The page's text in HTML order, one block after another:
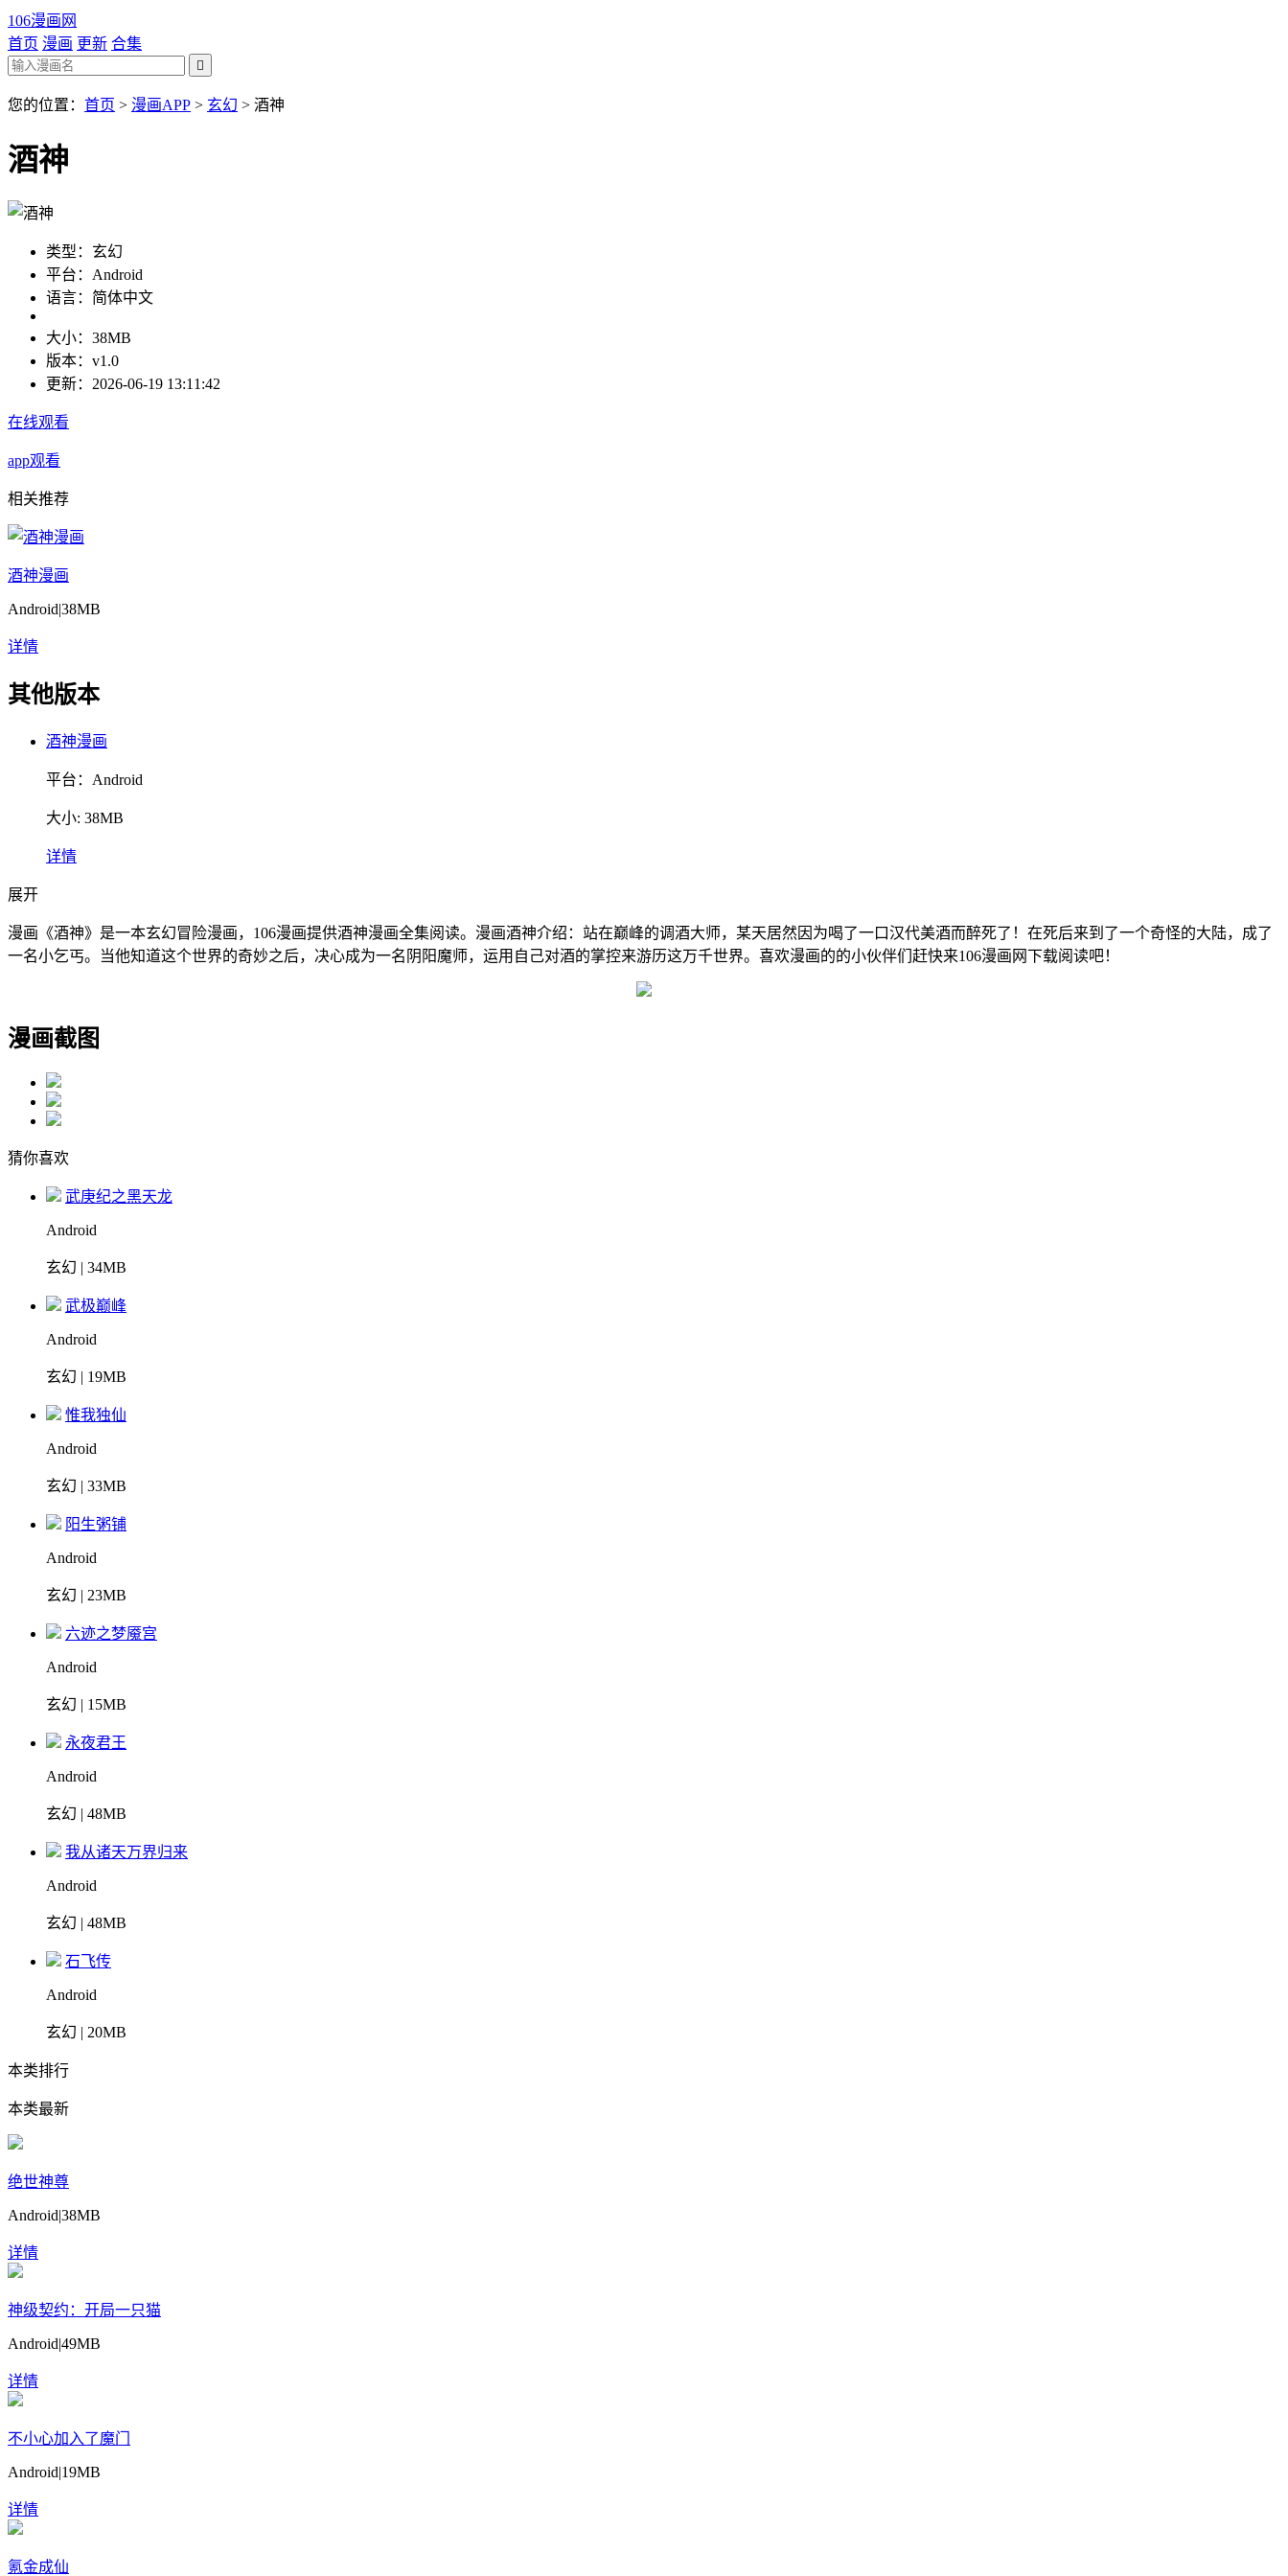
106漫画网
首页 漫画 更新 合集

您的位置： 首页 > 漫画APP > 玄幻 > 酒神
酒神
类型：玄幻
平台：Android
语言：简体中文
大小：38MB
版本：v1.0
更新：2026-06-19 13:11:42
在线观看
app观看
相关推荐
酒神漫画
Android|38MB
详情
其他版本
酒神漫画
平台：Android
大小: 38MB
详情
展开
漫画《酒神》是一本玄幻冒险漫画，106漫画提供酒神漫画全集阅读。漫画酒神介绍：站在巅峰的调酒大师，某天居然因为喝了一口汉代美酒而醉死了！在死后来到了一个奇怪的大陆，成了
一名小乞丐。当他知道这个世界的奇妙之后，决心成为一名阴阳魔师，运用自己对酒的掌控来游历这万千世界。喜欢漫画的的小伙伴们赶快来106漫画网下载阅读吧！
漫画截图
猜你喜欢
武庚纪之黑天龙
Android
玄幻 | 34MB
武极巅峰
Android
玄幻 | 19MB
惟我独仙
Android
玄幻 | 33MB
阳生粥铺
Android
玄幻 | 23MB
六迹之梦魇宫
Android
玄幻 | 15MB
永夜君王
Android
玄幻 | 48MB
我从诸天万界归来
Android
玄幻 | 48MB
石飞传
Android
玄幻 | 20MB
本类排行
本类最新
绝世神尊
Android|38MB
详情
神级契约：开局一只猫
Android|49MB
详情
不小心加入了魔门
Android|19MB
详情
氪金成仙